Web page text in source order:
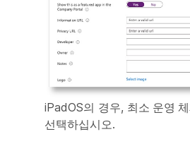
iPadOS의 경우, 최소 운영
선택하십시오.